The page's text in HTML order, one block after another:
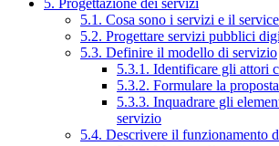
5.1. Cosa sono i servizi e il
5.2. Progettare servizi pubblici
5.3. Definire il modello di servizio
5.3.1. Identificare gli attori
5.3.2. Formulare la
5.3.3. Inquadrare gli
servizio
5.4. Descrivere il funzionamento